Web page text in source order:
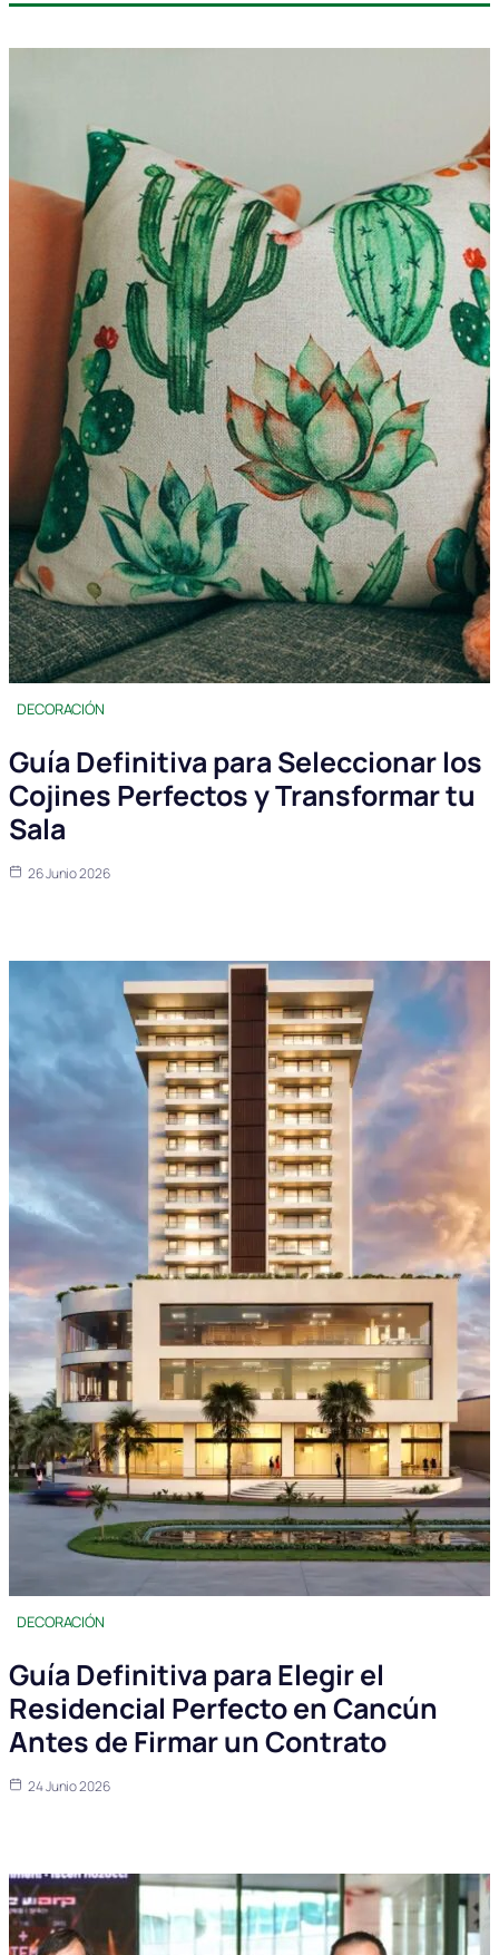
DECORACIÓN
Guía Definitiva para Seleccionar los
Cojines Perfectos y Transformar tu
Sala
26 Junio 2026
DECORACIÓN
Guía Definitiva para Elegir el
Residencial Perfecto en Cancún
Antes de Firmar un Contrato
24 Junio 2026